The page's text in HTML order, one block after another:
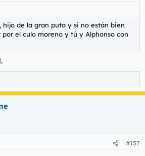
hijo de la gran puta y si no están bien
el culo moreno y tú y Alphonso con
#157